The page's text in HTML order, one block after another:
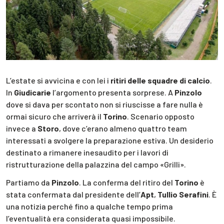
L’estate si avvicina e con lei i ritiri delle squadre di calcio
In Giudicarie l’argomento presenta sorprese. A Pinzolo
dove si dava per scontato non si riuscisse a fare nulla è
ormai sicuro che arriverà il Torino . Scenario opposto
invece a Storo, dove c’erano almeno quattro team
interessati a svolgere la preparazione estiva. Un desiderio
destinato a rimanere inesaudito per i lavori di
ristrutturazione della palazzina del campo «Grilli».
Partiamo da Pinzolo. La conferma del ritiro del Torino è
stata confermata dal presidente dell’Apt, Tullio Serafini. È
una notizia perché fino a qualche tempo prima
l’eventualità era considerata quasi impossibile.